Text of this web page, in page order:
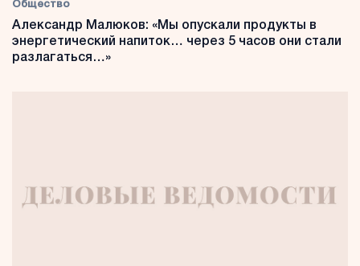
Общество
Александр Малюков: «Мы опускали продукты в
энергетический напиток… через 5 часов они стали
разлагаться…»